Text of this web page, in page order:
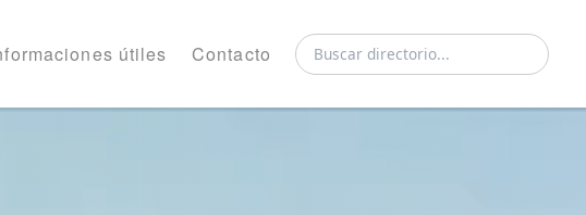
útiles Contacto